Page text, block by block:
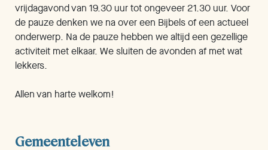
Gemeenteleven
vrijdagavond van 19.30 uur tot ongeveer 21.30 uur. Voor
de pauze denken we na over een Bijbels of een actueel
onderwerp. Na de pauze hebben we altijd een gezellige
activiteit met elkaar. We sluiten de avonden af met wat
lekkers.
Allen van harte welkom!